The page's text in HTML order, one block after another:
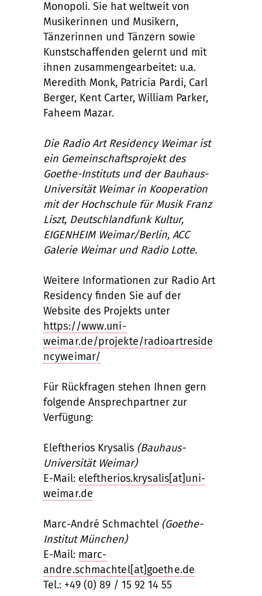
Monopoli. Sie hat weltweit von
Musikerinnen und Musikern,
Tänzerinnen und Tänzern sowie
Kunstschaffenden gelernt und mit
ihnen zusammengearbeitet: u.a.
Meredith Monk, Patricia Pardi, Carl
Berger, Kent Carter, William Parker,
Faheem Mazar.
Die Radio Art Residency Weimar ist
ein Gemeinschaftsprojekt des
Goethe-Instituts und der Bauhaus-
Universität Weimar in Kooperation
mit der Hochschule für Musik Franz
Liszt, Deutschlandfunk Kultur,
EIGENHEIM Weimar/Berlin, ACC
Galerie Weimar und Radio Lotte.
Weitere Informationen zur Radio Art
Residency finden Sie auf der
Website des Projekts unter
https://www.uni-
weimar.de/projekte/radioartreside
ncyweimar/
Für Rückfragen stehen Ihnen gern
folgende Ansprechpartner zur
Verfügung:
Eleftherios Krysalis (Bauhaus-
Universität Weimar)
E-Mail: eleftherios.krysalis[at]uni-
weimar.de
Marc-André Schmachtel (Goethe-
Institut München)
E-Mail: marc-
andre.schmachtel[at]goethe.de
Tel.: +49 (0) 89 / 15 92 14 55